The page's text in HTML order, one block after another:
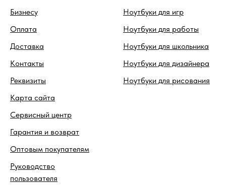
Бизнесу
Оплата
Доставка
Контакты
Реквизиты
Карта сайта
Сервисный центр
Гарантия и возврат
Оптовым покупателям
Руководство
пользователя
Ноутбуки для игр
Ноутбуки для работы
Ноутбуки для школьника
Ноутбуки для дизайнера
Ноутбуки для рисования